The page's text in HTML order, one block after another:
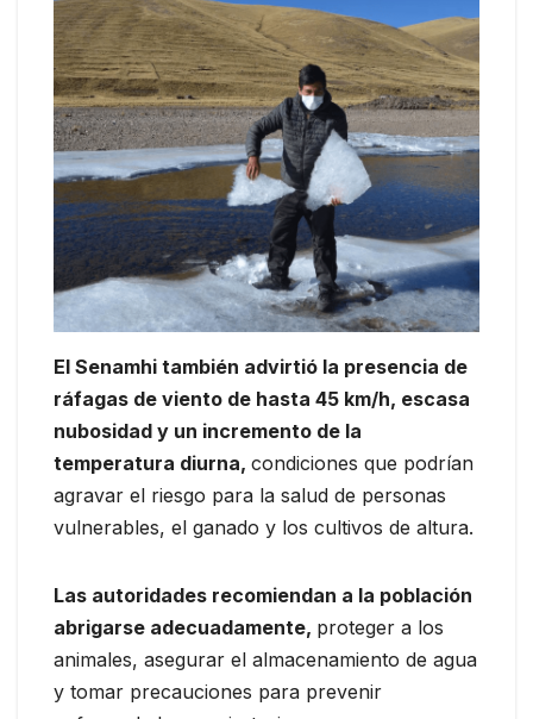
El Senamhi también advirtió la presencia de
ráfagas de viento de hasta 45 km/h, escasa
nubosidad y un incremento de la
temperatura diurna, condiciones que podrían
agravar el riesgo para la salud de personas
vulnerables, el ganado y los cultivos de altura.
Las autoridades recomiendan a la población
abrigarse adecuadamente, proteger a los
animales, asegurar el almacenamiento de agua
y tomar precauciones para prevenir